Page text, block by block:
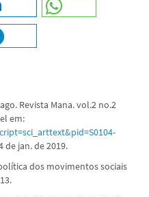
Revista Mana. vol.2 no.2
em:
de jan. de 2019.
dos movimentos sociais